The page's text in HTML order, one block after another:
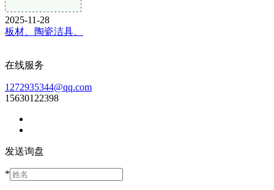
2025-11-28
板材、陶瓷洁具、
在线服务
1272935344@qq.com
15630122398
发送询盘
*